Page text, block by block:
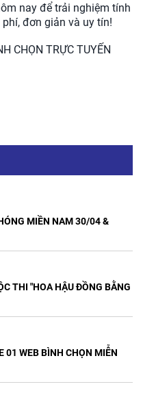
nay để trải nghiệm tính
đơn giản và uy tín!
CHỌN TRỰC TUYẾN
MIỀN NAM 30/04 &
THI "HOA HẬU ĐỒNG BẰNG
01 WEB BÌNH CHỌN MIỄN